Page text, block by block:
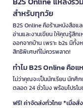
สำหรับทุกวัย
B2S Online คือร้านหนังสือแ
อ่านและงานเขียน ให้คุณรู้สึก
ออกจากบ้าน เพราะ b2s มีทั้
สิทธิพิเศษที่ไม่ควรพลาด!
ทำไม B2S Online คือ
ไม่ว่าคุณจะเป็นนักเรียน นัก
ตลอด 24 ชั่วโมง พร้อมโปรโ
ฟรี! ค่าจัดส่งทั่วไทย *เมื่อ